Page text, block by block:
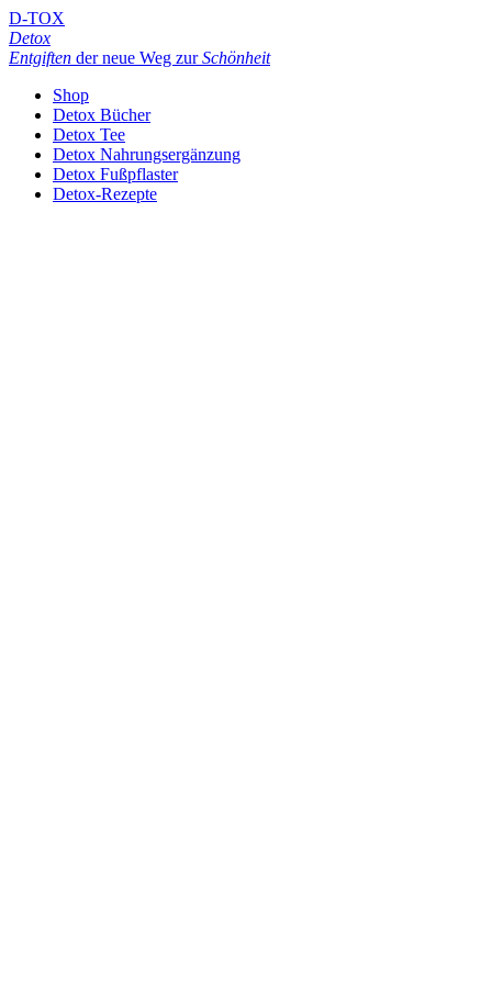
D-TOX
Detox
Entgiften der neue Weg zurSchönheit
Shop
Detox Bücher
Detox Tee
Detox Nahrungsergänzung
Detox Fußpflaster
Detox-Rezepte